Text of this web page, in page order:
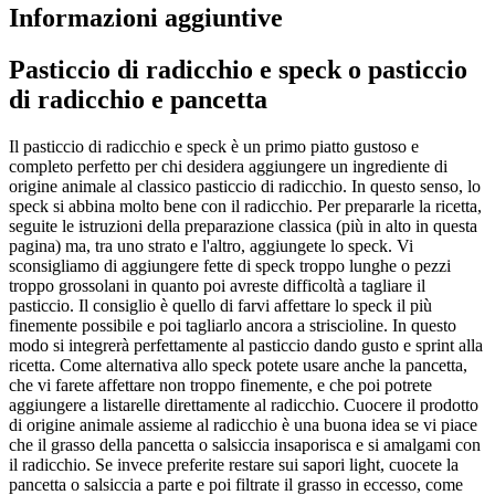
Informazioni aggiuntive
Pasticcio di radicchio e speck o pasticcio
di radicchio e pancetta
Il pasticcio di radicchio e speck è un primo piatto gustoso e
completo perfetto per chi desidera aggiungere un ingrediente di
origine animale al classico pasticcio di radicchio. In questo senso, lo
speck si abbina molto bene con il radicchio. Per prepararle la ricetta,
seguite le istruzioni della preparazione classica (più in alto in questa
pagina) ma, tra uno strato e l'altro, aggiungete lo speck. Vi
sconsigliamo di aggiungere fette di speck troppo lunghe o pezzi
troppo grossolani in quanto poi avreste difficoltà a tagliare il
pasticcio. Il consiglio è quello di farvi affettare lo speck il più
finemente possibile e poi tagliarlo ancora a striscioline. In questo
modo si integrerà perfettamente al pasticcio dando gusto e sprint alla
ricetta. Come alternativa allo speck potete usare anche la pancetta,
che vi farete affettare non troppo finemente, e che poi potrete
aggiungere a listarelle direttamente al radicchio. Cuocere il prodotto
di origine animale assieme al radicchio è una buona idea se vi piace
che il grasso della pancetta o salsiccia insaporisca e si amalgami con
il radicchio. Se invece preferite restare sui sapori light, cuocete la
pancetta o salsiccia a parte e poi filtrate il grasso in eccesso, come